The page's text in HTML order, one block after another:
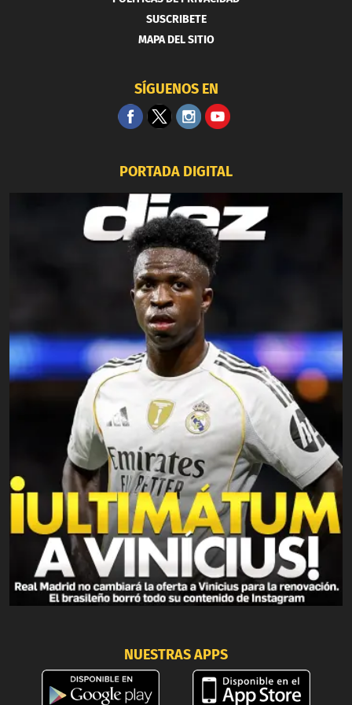
SUSCRIBETE
MAPA DEL SITIO
SÍGUENOS EN
PORTADA DIGITAL
NUESTRAS APPS